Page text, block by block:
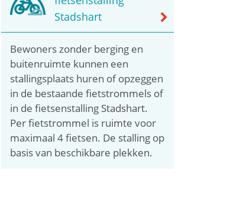
Stadshart
Bewoners zonder berging en
buitenruimte kunnen een
stallingsplaats huren of opzeggen
in de bestaande fietstrommels of
in de fietsenstalling Stadshart.
Per fietstrommel is ruimte voor
maximaal 4 fietsen. De stalling op
basis van beschikbare plekken.